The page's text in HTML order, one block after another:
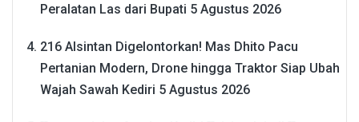
Peralatan Las dari Bupati 5 Agustus 2026
216 Alsintan Digelontorkan! Mas Dhito Pacu
Pertanian Modern, Drone hingga Traktor Siap Ubah
Wajah Sawah Kediri 5 Agustus 2026